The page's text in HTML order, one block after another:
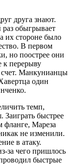
друга знают.
раз обыгрывает
их стороне было
В первом
но поострее они
к перерыву
счет. Манкунианцы
один
темп,
быстрее
фланге, Мареза
не изменили.
в атаку.
за чего пришлось
быстрые